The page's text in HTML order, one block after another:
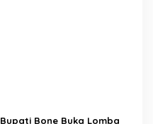
Bupati Bone Buka Lomba